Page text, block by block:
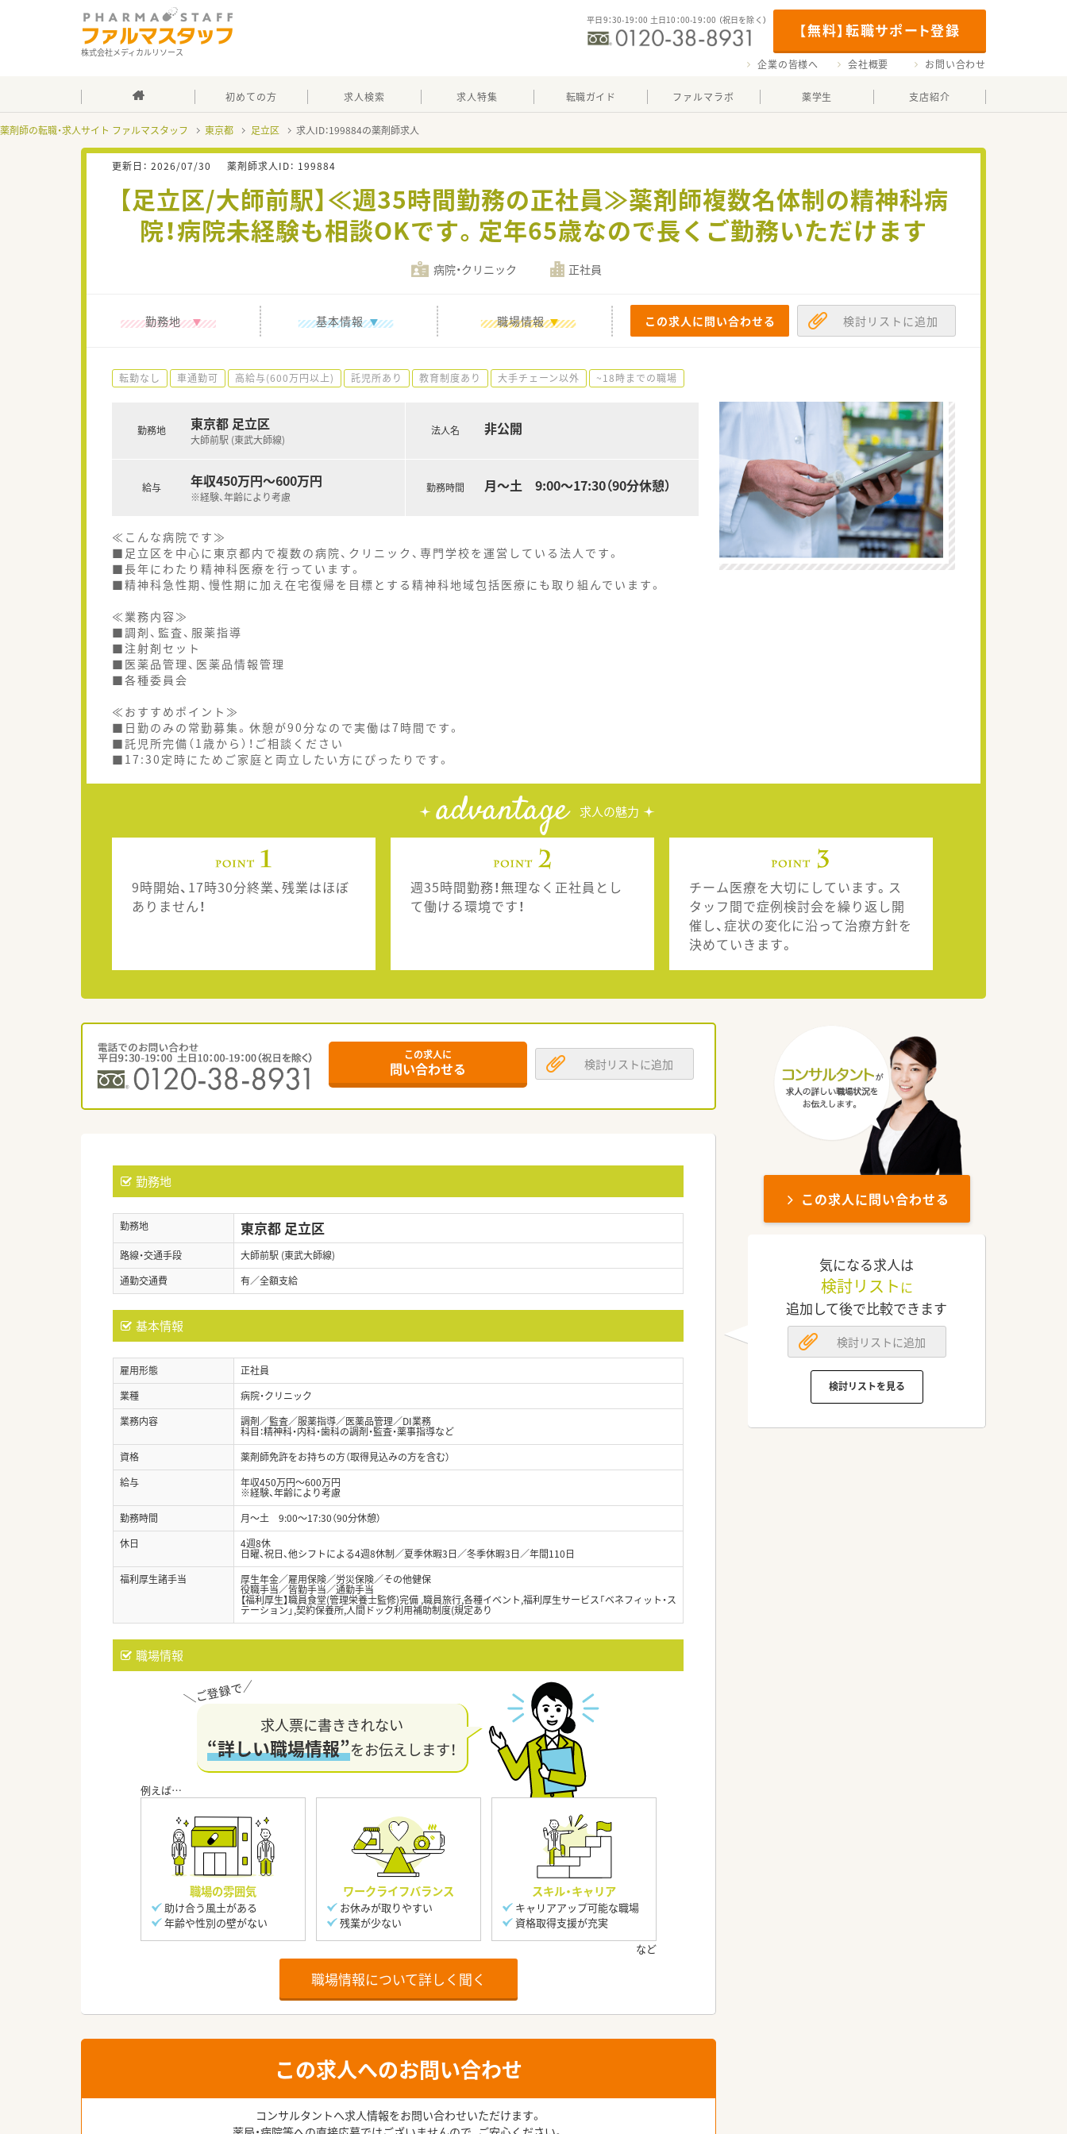
株式会社メディカルリソース
【無料】転職サポート登録
平日9：30-19：00 土日10：00-19：00 （祝日を除く）
企業の皆様へ 会社概要 お問い合わせ
初めての方 求人検索 求人特集 転職ガイド ファルマラボ 薬学生 支店紹介
薬剤師の転職・求人サイト ファルマスタッフ 東京都 足立区 求人ID：199884の薬剤師求人
更新日： 2026/07/30 薬剤師求人ID： 199884
【足立区/大師前駅】≪週35時間勤務の正社員≫薬剤師複数名体制の精神科病
院！病院未経験も相談OKです。定年65歳なので長くご勤務いただけます
病院・クリニック 正社員
勤務地 基本情報 職場情報 この求人に問い合わせる 検討リストに追加
転勤なし 車通勤可 高給与(600万円以上) 託児所あり 教育制度あり 大手チェーン以外 ~18時までの職場
勤務地 東京都 足立区
大師前駅 (東武大師線)
給与 年収450万円～600万円
※経験、年齢により考慮
法人名 非公開
勤務時間 月～土 9:00～17:30（90分休憩）
≪こんな病院です≫
■足立区を中心に東京都内で複数の病院、クリニック、専門学校を運営している法人です。
■長年にわたり精神科医療を行っています。
■精神科急性期、慢性期に加え在宅復帰を目標とする精神科地域包括医療にも取り組んでいます。
≪業務内容≫
■調剤、監査、服薬指導
■注射剤セット
■医薬品管理、医薬品情報管理
■各種委員会
≪おすすめポイント≫
■日勤のみの常勤募集。休憩が90分なので実働は7時間です。
■託児所完備（1歳から）！ご相談ください
■17:30定時にためご家庭と両立したい方にぴったりです。
advantage 求人の魅力
9時開始、17時30分終業、残業はほぼ
ありません！
週35時間勤務！無理なく正社員とし
て働ける環境です！
チーム医療を大切にしています。ス
タッフ間で症例検討会を繰り返し開
催し、症状の変化に沿って治療方針を
決めていきます。
この求人に
問い合わせる 検討リストに追加
勤務地
勤務地 東京都 足立区
路線・交通手段
大師前駅 (東武大師線)
通勤交通費
有／全額支給
基本情報
雇用形態
正社員
業種
病院・クリニック
業務内容
調剤／監査／服薬指導／医薬品管理／DI業務
科目：精神科・内科・歯科の調剤・監査・薬事指導など
資格
薬剤師免許をお持ちの方（取得見込みの方を含む）
給与
年収450万円～600万円
※経験、年齢により考慮
勤務時間
月～土 9:00～17:30（90分休憩）
休日
4週8休
日曜、祝日、他シフトによる4週8休制／夏季休暇3日／冬季休暇3日／年間110日
福利厚生諸手当
厚生年金／雇用保険／労災保険／その他健保
役職手当／皆勤手当／通勤手当
【福利厚生】職員食堂(管理栄養士監修)完備 ,職員旅行,各種イベント,福利厚生サービス「ベネフィット・ス
テーション」,契約保養所,人間ドック利用補助制度(規定あり
職場情報
求人票に書ききれない
“詳しい職場情報”をお伝えします！
職場の雰囲気
助け合う風土がある
年齢や性別の壁がない
ワークライフバランス
お休みが取りやすい
残業が少ない
スキル・キャリア
キャリアアップ可能な職場
資格取得支援が充実
職場情報について詳しく聞く
この求人へのお問い合わせ
コンサルタントへ求人情報をお問い合わせいただけます。
この求人に問い合わせる
気になる求人は
検討リスト に
追加して後で比較できます
検討リストに追加
検討リストを見る